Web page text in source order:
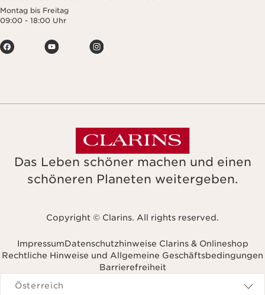
Montag bis Freitag
09:00 - 18:00 Uhr
Das Leben schöner machen und einen
schöneren Planeten weitergeben.
Copyright © Clarins. All rights reserved.
ImpressumDatenschutzhinweise Clarins & Onlineshop
Rechtliche Hinweise und Allgemeine Geschäftsbedingungen
Barrierefreiheit
Navigieren zu
Österreich